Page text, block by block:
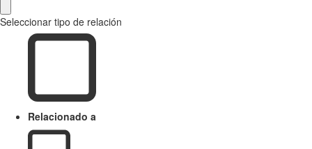
Seleccionar tipo de relación
Relacionado a